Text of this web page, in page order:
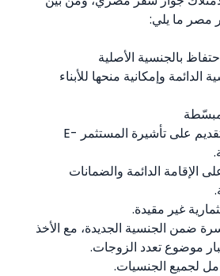
مصر ما يلي:
بالجنسية الأصلية
الدائمة وإمكانية منحها للأبناء
أمكانية التقديم على تأشيرة المستثمر E-
الإقامة الدائمة والضمانات
غير مقيدة.
ضمن الجنسية الجديدة، مع الأخذ
موضوع تعدد الزوجات.
لجميع الجنسيات.